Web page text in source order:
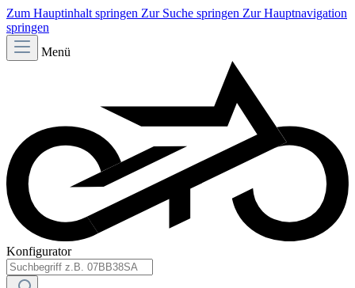
Zum Hauptinhalt springen Zur Suche springen Zur Hauptnavigation
springen
Menü
Konfigurator